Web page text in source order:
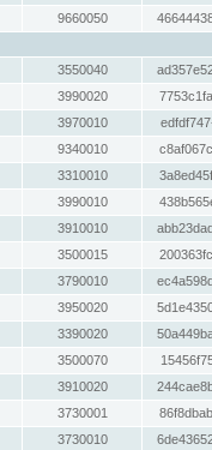
9660050
3550040
3990020
3970010
9340010
3310010
3990010
3910010
3500015
3790010
3950020
3390020
3500070
3910020
3730001
3730010